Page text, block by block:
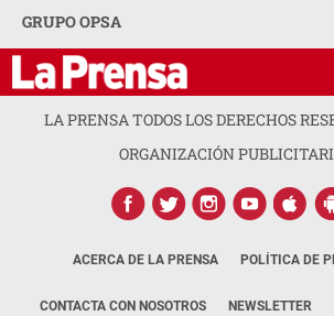
GRUPO OPSA
LA PRENSA TODOS LOS DERECHOS
ORGANIZACIÓN
ACERCA DE LA PRENSA POLÍTICA DE
CONTACTA CON NOSOTROS NEWSLETTER